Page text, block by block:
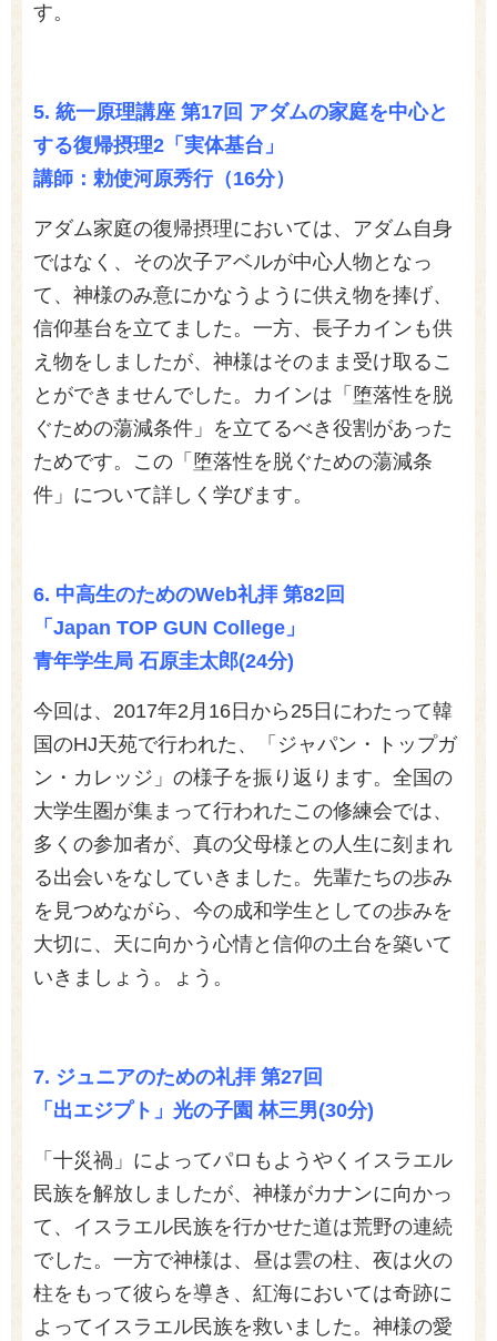
す。
5. 統一原理講座 第17回 アダムの家庭を中心と
する復帰摂理2「実体基台」
講師：勅使河原秀行（16分）
アダム家庭の復帰摂理においては、アダム自身
ではなく、その次子アベルが中心人物となっ
て、神様のみ意にかなうように供え物を捧げ、
信仰基台を立てました。一方、長子カインも供
え物をしましたが、神様はそのまま受け取るこ
とができませんでした。カインは「堕落性を脱
ぐための蕩減条件」を立てるべき役割があった
ためです。この「堕落性を脱ぐための蕩減条
件」について詳しく学びます。
6. 中高生のためのWeb礼拝 第82回
「Japan TOP GUN College」
青年学生局 石原圭太郎(24分)
今回は、2017年2月16日から25日にわたって韓
国のHJ天苑で行われた、「ジャパン・トップガ
ン・カレッジ」の様子を振り返ります。全国の
大学生圏が集まって行われたこの修練会では、
多くの参加者が、真の父母様との人生に刻まれ
る出会いをなしていきました。先輩たちの歩み
を見つめながら、今の成和学生としての歩みを
大切に、天に向かう心情と信仰の土台を築いて
いきましょう。ょう。
7. ジュニアのための礼拝 第27回
「出エジプト」光の子園 林三男(30分)
「十災禍」によってパロもようやくイスラエル
民族を解放しましたが、神様がカナンに向かっ
て、イスラエル民族を行かせた道は荒野の連続
でした。一方で神様は、昼は雲の柱、夜は火の
柱をもって彼らを導き、紅海においては奇跡に
よってイスラエル民族を救いました。神様の愛